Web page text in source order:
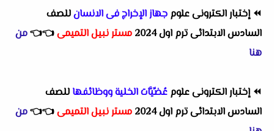
⏪إختبار الكترونى علوم جهاز الإخراج فى الانسانللصف
السادس الابتدائى ترم اول 2024
مستر نبيل التميمى👈
👈من
هنا
⏪إختبار الكترونى علوم عُضِّيَّات الخلية ووظائفهاللصف
السادس الابتدائى ترم اول 2024
مستر نبيل التميمى👈
👈من